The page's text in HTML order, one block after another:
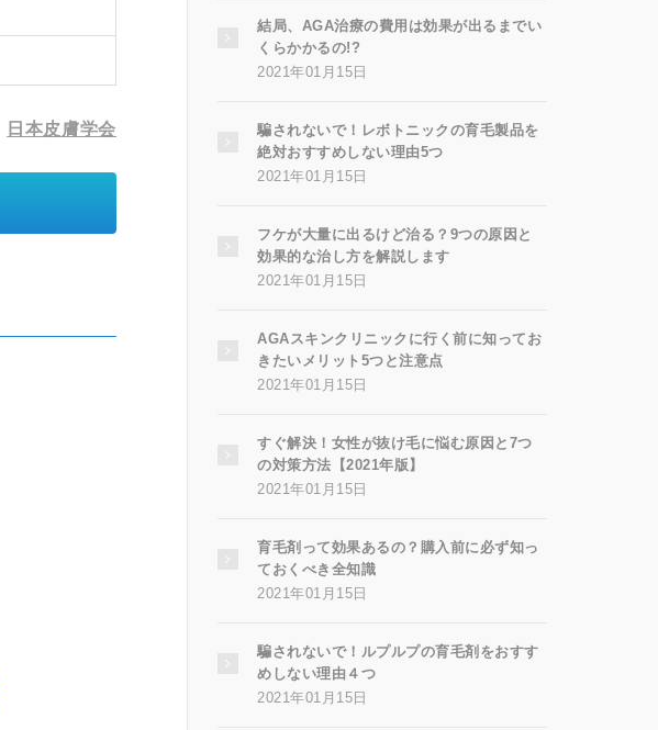
日本皮膚学会
結局、AGA治療の費用は効果が出るまでい
くらかかるの!?
2021年01月15日
騙されないで！レボトニックの育毛製品を
絶対おすすめしない理由5つ
2021年01月15日
フケが大量に出るけど治る？9つの原因と
効果的な治し方を解説します
2021年01月15日
AGAスキンクリニックに行く前に知ってお
きたいメリット5つと注意点
2021年01月15日
すぐ解決！女性が抜け毛に悩む原因と7つ
の対策方法【2021年版】
2021年01月15日
育毛剤って効果あるの？購入前に必ず知っ
ておくべき全知識
2021年01月15日
騙されないで！ルプルプの育毛剤をおすす
めしない理由４つ
2021年01月15日